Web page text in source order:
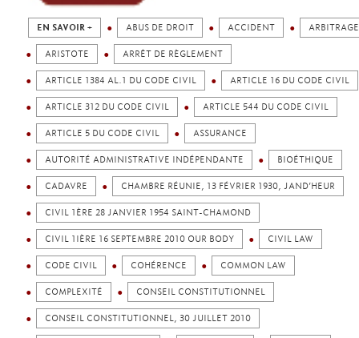
EN SAVOIR + ABUS DE DROIT ACCIDENT ARBITRAGE
ARISTOTE ARRÊT DE RÈGLEMENT
ARTICLE 1384 AL.1 DU CODE CIVIL ARTICLE 16 DU CODE CIVIL
ARTICLE 312 DU CODE CIVIL ARTICLE 544 DU CODE CIVIL
ARTICLE 5 DU CODE CIVIL ASSURANCE
AUTORITÉ ADMINISTRATIVE INDÉPENDANTE BIOÉTHIQUE
CADAVRE CHAMBRE RÉUNIE, 13 FÉVRIER 1930, JAND’HEUR
CIVIL 1ÈRE 28 JANVIER 1954 SAINT-CHAMOND
CIVIL 1IÈRE 16 SEPTEMBRE 2010 OUR BODY CIVIL LAW
CODE CIVIL COHÉRENCE COMMON LAW
COMPLEXITÉ CONSEIL CONSTITUTIONNEL
CONSEIL CONSTITUTIONNEL, 30 JUILLET 2010